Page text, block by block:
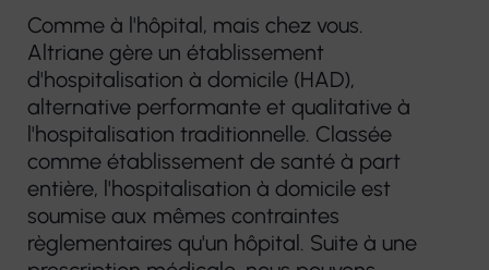
Comme à l'hôpital, mais chez vous.
Altriane gère un établissement
d'hospitalisation à domicile (HAD),
alternative performante et qualitative à
l'hospitalisation traditionnelle. Classée
comme établissement de santé à part
entière, l'hospitalisation à domicile est
soumise aux mêmes contraintes
règlementaires qu'un hôpital. Suite à une